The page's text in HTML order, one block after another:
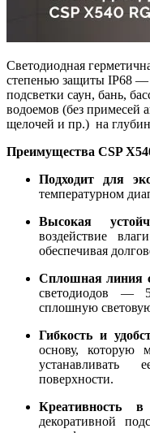
Светодиодная
степенью защиты IP68 —
подсветки саун, бань,
водоемов (без примесей
щелочей и пр.) на
Преимущества CSP
Подходит для
температурном
Высокая
воздействие
обеспечивая
Сплошная линия
светодиодов —
сплошную
Гибкость и
основу, которую
поверхности.
Креативность в
декоративной